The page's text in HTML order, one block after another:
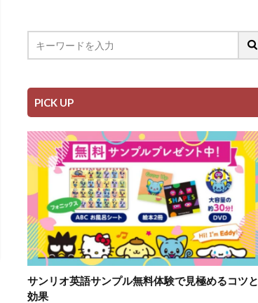
PICK UP
サンリオ英語サンプル無料体験で見極めるコツと
効果